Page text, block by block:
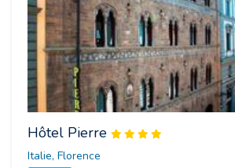
Hôtel Pierre
Italie, Florence